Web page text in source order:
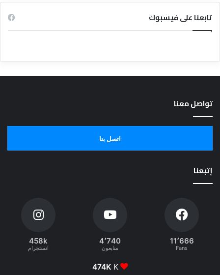
تابعنا على فيسبوك
تواصل معنا
اتصل بنا
إتبعنا
11٬666
Fans
4٬740
متابعون
458k
انستجرام
474K K